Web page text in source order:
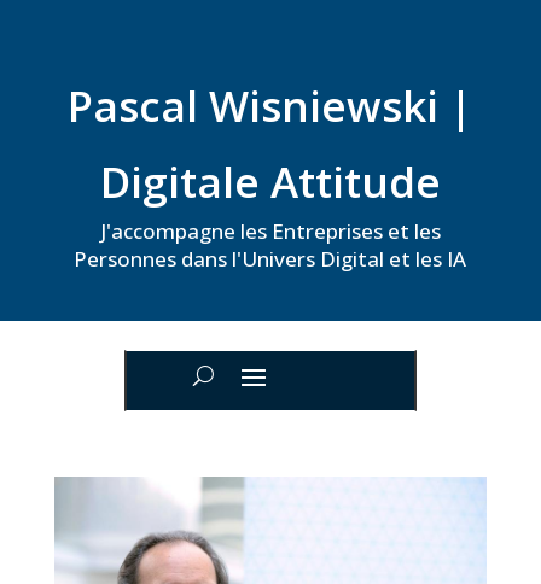
Pascal Wisniewski |
Digitale Attitude
J'accompagne les Entreprises et les
Personnes dans l'Univers Digital et les IA